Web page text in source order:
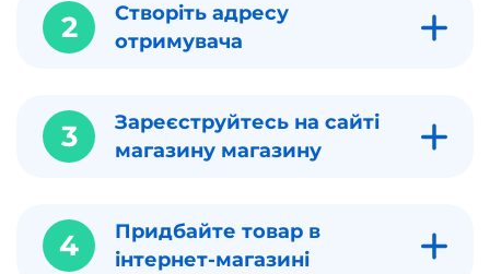
2
Створіть адресу
отримувача
3
Зареєструйтесь на сайті
магазину магазину
4
Придбайте товар в
інтернет-магазині